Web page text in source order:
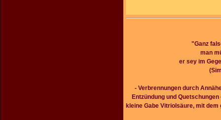
"Ganz
man
er sey im
- Verbrennungen durch
Entzündung und
kleine Gabe Vitriolsäure, mit